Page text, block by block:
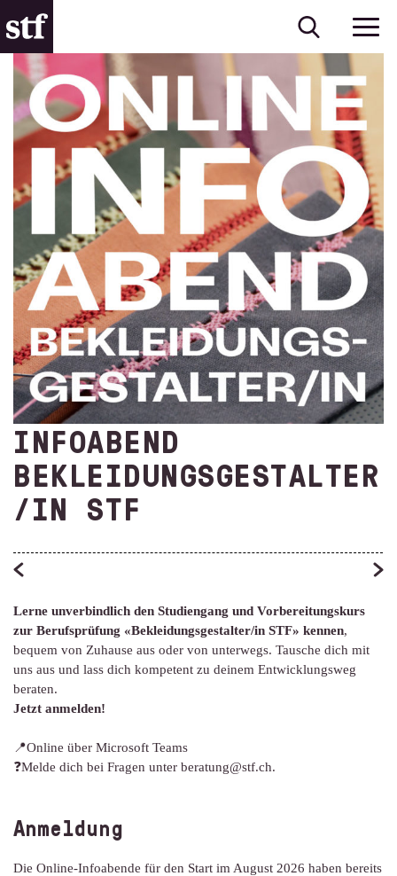
INFOABEND
BEKLEIDUNGSGESTALTER
/IN STF
Lerne unverbindlich den Studiengang und Vorbereitungskurs
zur Berufsprüfung «Bekleidungsgestalter/in STF» kennen,
bequem von Zuhause aus oder von unterwegs. Tausche dich mit
uns aus und lass dich kompetent zu deinem Entwicklungsweg
beraten.
Jetzt anmelden!
📍Online über Microsoft Teams
❓Melde dich bei Fragen unter beratung@stf.ch.
Anmeldung
Die Online-Infoabende für den Start im August 2026 haben bereits